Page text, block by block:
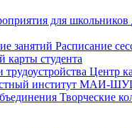
для школьников
занятий Расписание
карты студента
Центр
институт МАИ-
Творческие